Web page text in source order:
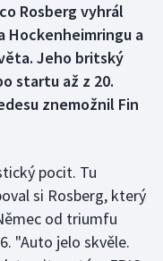
Rosberg vyhrál
Hockenheimringu a
Jeho britský
startu až z 20.
znemožnil Fin
pocit. Tu
si Rosberg, který
od triumfu
"Auto jelo skvěle.